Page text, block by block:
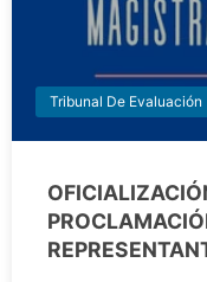
Tribunal De Evaluación